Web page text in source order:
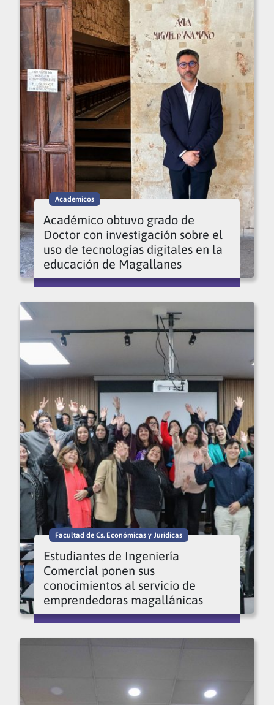
Academicos
Académico obtuvo grado de
Doctor con investigación sobre el
uso de tecnologías digitales en la
educación de Magallanes
Facultad de Cs. Económicas y Jurídicas
Estudiantes de Ingeniería
Comercial ponen sus
conocimientos al servicio de
emprendedoras magallánicas